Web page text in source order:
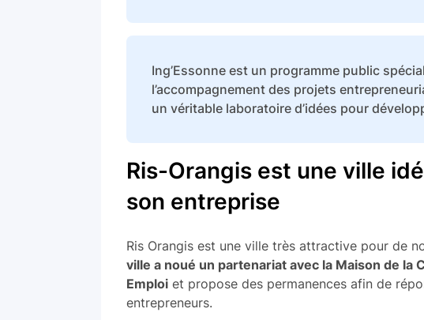
Ing’Essonne est un programme public
l’accompagnement des projets
un véritable laboratoire d’idées pour
Ris-Orangis est une ville
son entreprise
Ris Orangis est une ville très attractive pour de
ville a noué un partenariat avec la Maison de la
Emploi et propose des permanences afin de
entrepreneurs.